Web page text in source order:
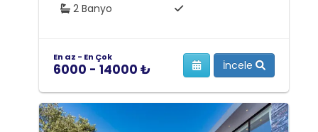
2 Banyo
En az - En Çok
6000 - 14000 ₺ İncele